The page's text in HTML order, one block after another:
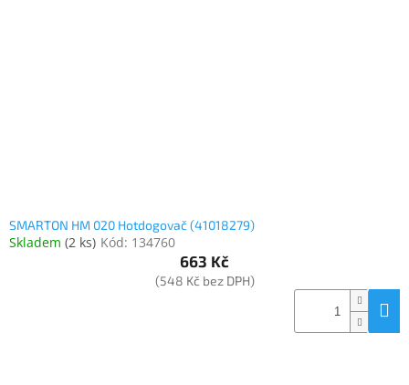
SMARTON HM 020 Hotdogovač (41018279)
Skladem (2 ks) Kód: 134760
663 Kč
(548 Kč bez DPH)